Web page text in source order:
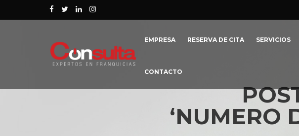
EMPRESA RESERVA DE CITA SERVICIOS
CONTACTO
‘NUMERO